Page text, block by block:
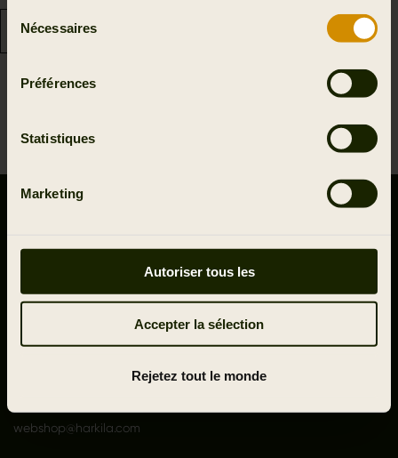
Sélection
consentement
Nécessaires
Préférences
Statistiques
Marketing
Autoriser tous les
Accepter la sélection
Rejetez tout le monde
Denmark
webshop@harkila.com